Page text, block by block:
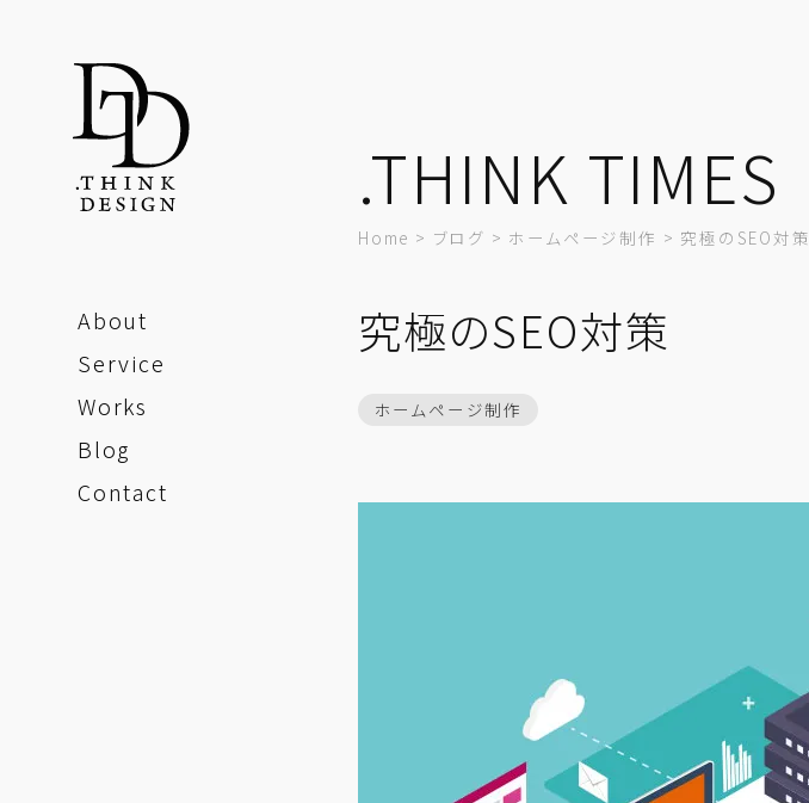
About
Service
Works
Blog
Contact
.THINK TIMES
Home > ブログ > ホームページ制作 > 究極のSEO対策
究極のSEO対策
ホームページ制作